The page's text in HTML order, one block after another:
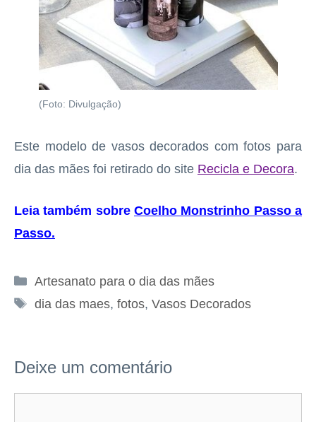
(Foto: Divulgação)
Este modelo de vasos decorados com fotos para
dia das mães foi retirado do site Recicla e Decora.
Leia também sobre Coelho Monstrinho Passo a
Passo.
Categorias
Artesanato para o dia das mães
Tags
dia das maes, fotos, Vasos Decorados
Deixe um comentário